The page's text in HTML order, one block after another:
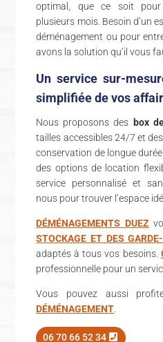
optimal, que ce soit pour
plusieurs mois. Besoin d’un
déménagement ou pour
avons la solution qu’il vous
Un service sur-
simplifiée de vos
Nous proposons des box
tailles accessibles 24/7 et
conservation de longue
des options de location
service personnalisé et
nous pour trouver l’espace
DÉMÉNAGEMENTS DUEZ
STOCKAGE ET DES
adaptés à tous vos besoins.
professionnelle pour un
Vous pouvez aussi
DÉMÉNAGEMENT.
06 70 66 52 34